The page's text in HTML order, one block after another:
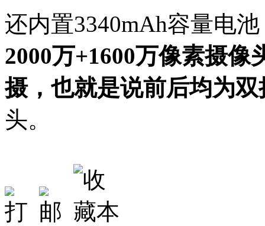
还内置3340mAh容量电
2000万+1600万像素摄像
摄，也就是说前后均为
头。